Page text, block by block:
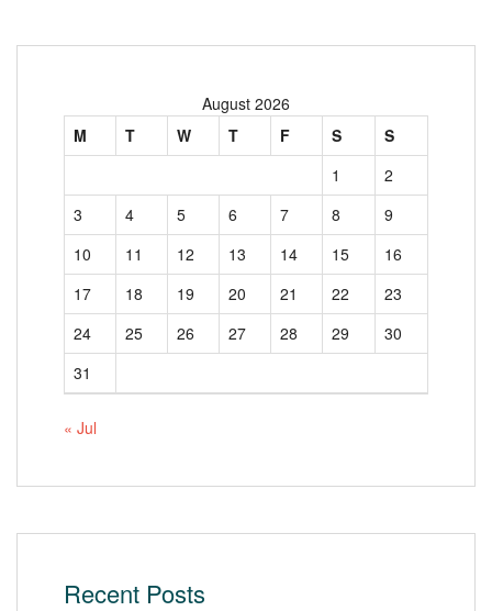
August 2026
M
T W T F S
S
1
2
3
4 5 6 7 8
9
10
11 12 13 14 15
16
17
18 19 20 21 22
23
24
25 26 27 28 29
30
31
« Jul
Recent Posts